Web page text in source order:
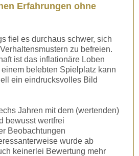
Erfahrungen ohne
fiel es durchaus schwer, sich
zu befreien.
ist das inflationäre Loben
belebten Spielplatz kann
ein eindrucksvolles Bild
Jahren mit dem (wertenden)
bewusst wertfrei
Beobachtungen
wurde ab
keinerlei Bewertung mehr